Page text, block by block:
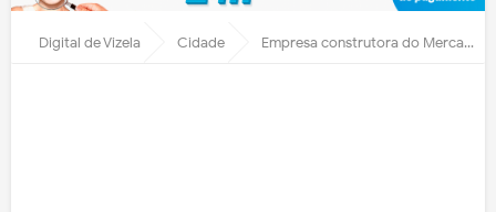
Digital de Vizela Cidade Empresa construtora do Mercado de Vizela, sedes da AIREV e Centro Escolar de S. Miguel vai reconstruir Castelo da Ponte